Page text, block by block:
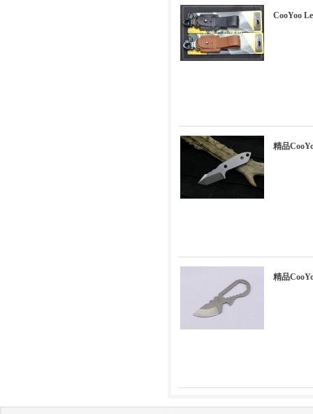
CooYoo
精品
精品